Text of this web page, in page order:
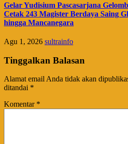
Gelar Yudisium Pascasarjana
Cetak 243 Magister Berdaya Saing
hingga Mancanegara
Agu 1, 2026 sultrainfo
Tinggalkan Balasan
Alamat email Anda tidak akan
ditandai *
Komentar *